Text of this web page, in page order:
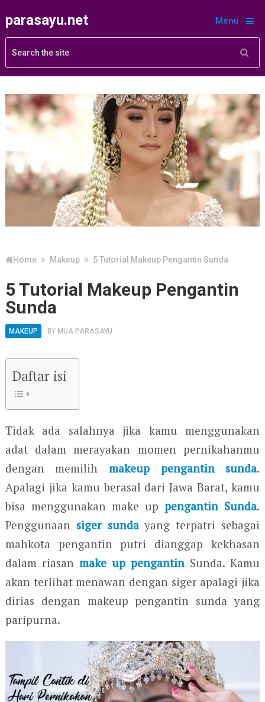
parasayu.net Menu
Home Makeup 5 Tutorial Makeup Pengantin Sunda
5 Tutorial Makeup Pengantin
Sunda
MAKEUP BY MUA PARASAYU
Daftar isi
Tidak ada salahnya jika kamu menggunakan
adat dalam merayakan momen pernikahanmu
dengan memilih makeup pengantin sunda.
Apalagi jika kamu berasal dari Jawa Barat, kamu
bisa menggunakan make uppengantin Sunda.
Penggunaan siger sundayang terpatri sebagai
mahkota pengantin putri dianggap kekhasan
dalam riasan make up pengantin Sunda. Kamu
akan terlihat menawan dengan siger apalagi jika
dirias dengan makeup pengantin sunda yang
paripurna.